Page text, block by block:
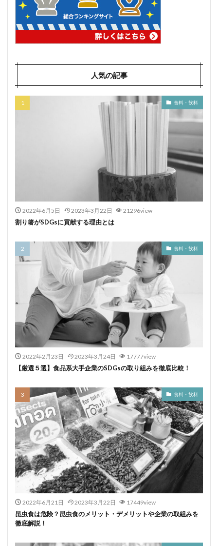
人気の記事
食料・飲料
2022年6月5日 2023年3月22日 21296view
割り箸がSDGsに貢献する理由とは
食料・飲料
2022年2月23日 2023年3月24日 17777view
【厳選５選】食品系大手企業のSDGsの取り組みを徹底比較！
食料・飲料
2022年6月21日 2023年3月22日 17449view
昆虫食は危険？昆虫食のメリット・デメリットや企業の取組みを
徹底解説！